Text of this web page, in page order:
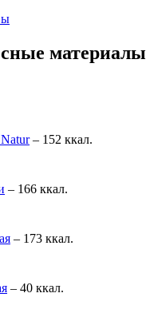
материалы
– 152 ккал.
– 166 ккал.
– 173 ккал.
– 40 ккал.